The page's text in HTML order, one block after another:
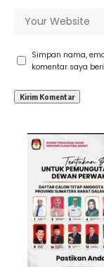
Simpan nama,
komentar saya